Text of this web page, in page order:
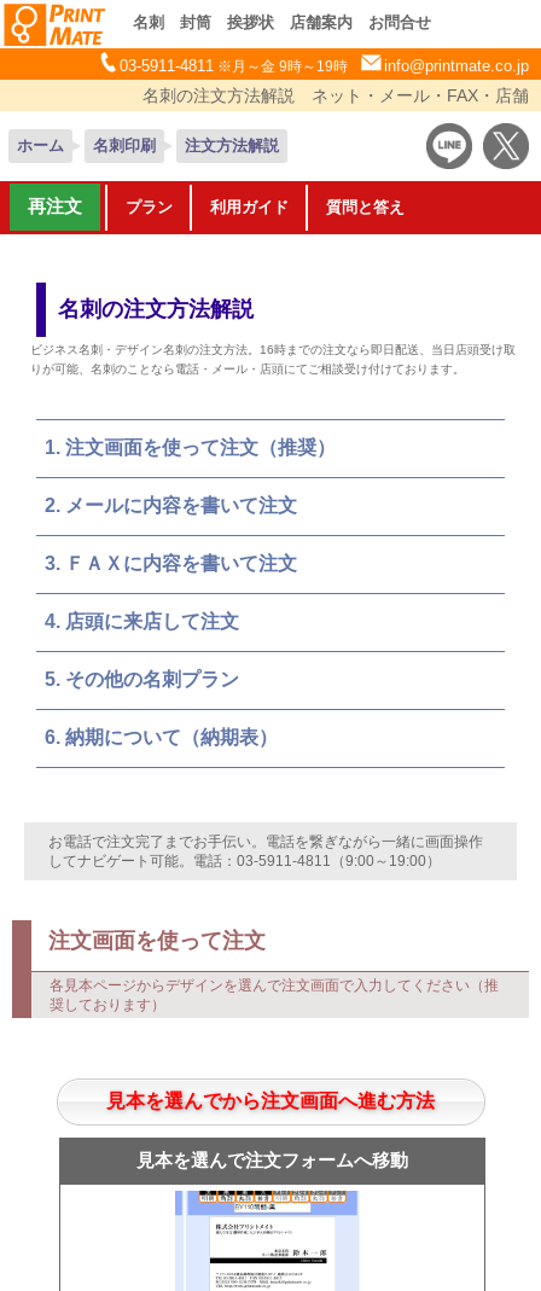
名刺 封筒 挨拶状 店舗案内 お問合せ
03-5911-4811 ※月～金 9時～19時 info@printmate.co.jp
名刺の注文方法解説 ネット・メール・FAX・店舗
ホーム 名刺印刷 注文方法解説
再注文 プラン 利用ガイド 質問と答え
名刺の注文方法解説
ビジネス名刺・デザイン名刺の注文方法。16時までの注文なら即日配送、当日店頭受け取
りが可能、名刺のことなら電話・メール・店頭にてご相談受け付けております。
注文画面を使って注文（推奨）
メールに内容を書いて注文
ＦＡＸに内容を書いて注文
店頭に来店して注文
その他の名刺プラン
納期について（納期表）
お電話で注文完了までお手伝い。電話を繋ぎながら一緒に画面操作
してナビゲート可能。電話：03-5911-4811（9:00～19:00）
注文画面を使って注文
各見本ページからデザインを選んで注文画面で入力してください（推
奨しております）
見本を選んでから注文画面へ進む方法
見本を選んで注文フォームへ移動